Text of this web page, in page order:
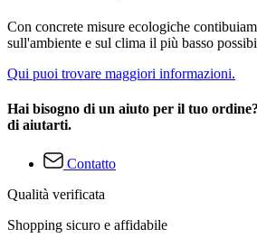
Con concrete misure ecologiche
sull'ambiente e sul clima il più basso
Qui puoi trovare maggiori informazioni.
Hai bisogno di un aiuto per il tuo
di aiutarti.
Contatto
Qualità verificata
Shopping sicuro e affidabile